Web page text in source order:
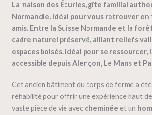
La maison des Écuries, gîte familial
Normandie, idéal pour vous retrouver
amis. Entre la Suisse Normande et la forêt
cadre naturel préservé, alliant reliefs
espaces boisés. Idéal pour se
accessible depuis Alençon, Le Mans et
Cet ancien bâtiment du corps de ferme a
réhabilité pour offrir une expérience haut de
vaste pièce de vie avec cheminée et un